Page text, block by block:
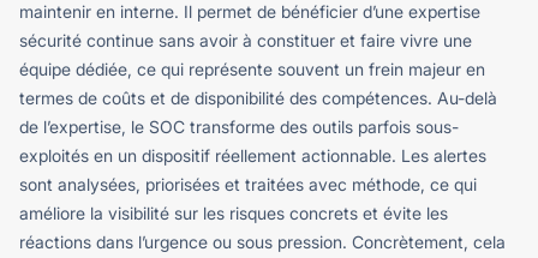
maintenir en interne. Il permet de bénéficier d’une expertise
sécurité continue sans avoir à constituer et faire vivre une
équipe dédiée, ce qui représente souvent un frein majeur en
termes de coûts et de disponibilité des compétences. Au-delà
de l’expertise, le SOC transforme des outils parfois sous-
exploités en un dispositif réellement actionnable. Les alertes
sont analysées, priorisées et traitées avec méthode, ce qui
améliore la visibilité sur les risques concrets et évite les
réactions dans l’urgence ou sous pression. Concrètement, cela